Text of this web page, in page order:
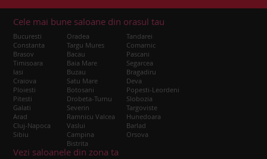
Cele mai bune saloane din orasul tau
Bucuresti
Constanta
Brasov
Timisoara
Iasi
Craiova
Ploiesti
Pitesti
Galati
Arad
Cluj-Napoca
Sibiu
Oradea
Targu Mures
Bacau
Baia Mare
Buzau
Satu Mare
Botosani
Drobeta-Turnu
Severin
Ramnicu Valcea
Vaslui
Campina
Bistrita
Tandarei
Comarnic
Pascani
Segarcea
Bragadiru
Deva
Popesti-Leordeni
Slobozia
Targoviste
Hunedoara
Barlad
Orsova
Vezi saloanele din zona ta